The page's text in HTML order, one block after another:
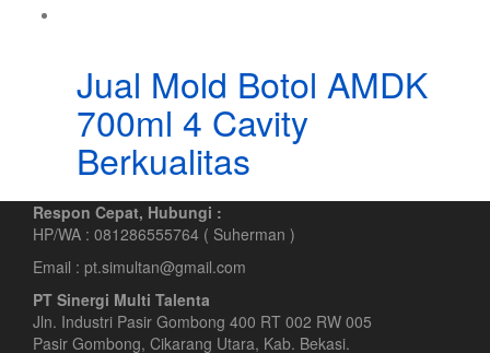
Jual Mold Botol AMDK
700ml 4 Cavity
Berkualitas
Respon Cepat, Hubungi :
HP/WA : 081286555764 ( Suherman )
Email : pt.simultan@gmail.com
PT Sinergi Multi Talenta
Jln. Industri Pasir Gombong 400 RT 002 RW 005
Pasir Gombong, Cikarang Utara, Kab. Bekasi.